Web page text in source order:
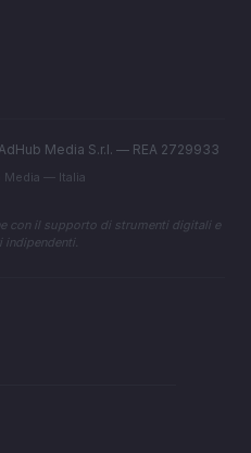
Media S.r.l. — REA 2729933
Media — Italia
con il supporto di strumenti digitali e
indipendenti.